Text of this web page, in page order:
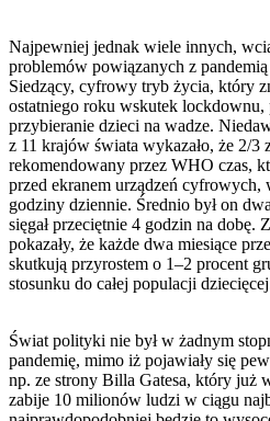
Najpewniej jednak wiele innych,
problemów powiązanych z
Siedzący, cyfrowy tryb życia, który
ostatniego roku wskutek
przybieranie dzieci na wadze.
z 11 krajów świata wykazało, że 2/3
rekomendowany przez WHO czas,
przed ekranem urządzeń cyfrowych,
godziny dziennie. Średnio był on
sięgał przeciętnie 4 godzin na dobę.
pokazały, że każde dwa miesiące
skutkują przyrostem o 1–2 procent
stosunku do całej populacji
Świat polityki nie był w żadnym
pandemię, mimo iż pojawiały się
np. ze strony Billa Gatesa, który już
zabije 10 milionów ludzi w ciągu